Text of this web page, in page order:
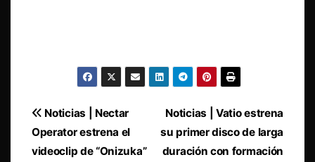
Navegación
de
Noticias | Vatio estrena
su primer disco de larga
duración con formación
Noticias | Nectar
Operator estrena el
videoclip de “Onizuka”